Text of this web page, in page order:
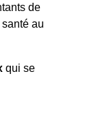
de
au
qui se